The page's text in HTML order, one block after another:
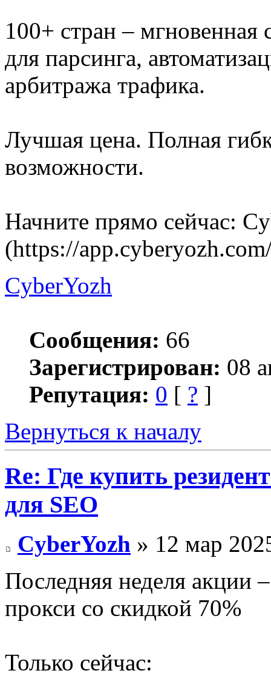
100+ стран –
для парсинга,
арбитража трафика.
Лучшая цена. Полная
возможности.
Начните прямо сейчас:
(https://
CyberYozh
Сообщения: 66
Зарегистрирован: 08
Репутация: 0 [ ? ]
Вернуться к началу
Re: Где купить
для SEO
CyberYozh » 12 мар
Последняя неделя акции
прокси со скидкой 70%
Только сейчас: